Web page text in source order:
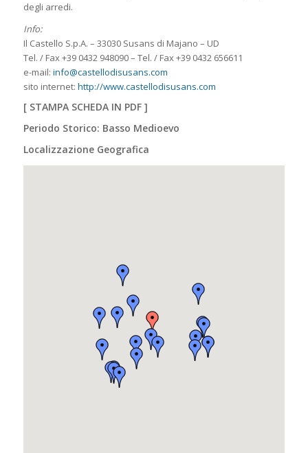
degli arredi.
Info:
Il Castello S.p.A. – 33030 Susans di Majano – UD
Tel. / Fax +39 0432 948090 – Tel. / Fax +39 0432 656611
e-mail: info@castellodisusans.com
sito internet: http://www.castellodisusans.com
[ STAMPA SCHEDA IN PDF]
Periodo Storico: Basso Medioevo
Localizzazione Geografica